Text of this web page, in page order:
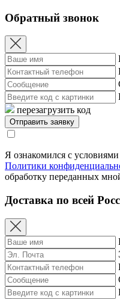
Обратный звонок
перезагрузить код
Я ознакомился с условиями
Политики
обработку переданных
Доставка по всей